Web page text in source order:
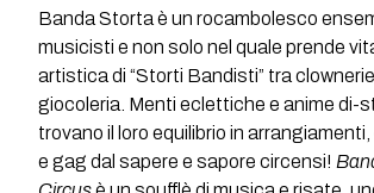
Banda Storta è un rocambolesco
musicisti e non solo nel quale prende
artistica di “Storti Bandisti” tra
giocoleria. Menti eclettiche e anime di-
trovano il loro equilibrio in
e gag dal sapere e sapore circensi!